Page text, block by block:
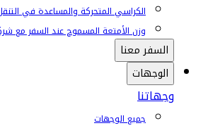
الكراسي المتحركة والمساعدة في
وزن الأمتعة المسموح عند السفر مع
السفر معنا
الوجهات
وجهاتنا
جميع الوجهات